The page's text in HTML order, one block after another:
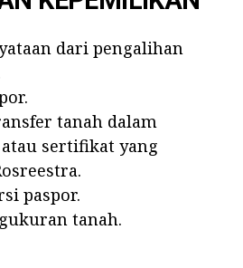
dari pengalihan
tanah dalam
sertifikat yang
paspor.
tanah.